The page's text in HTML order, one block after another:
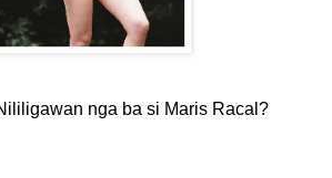
nga ba si Maris Racal?